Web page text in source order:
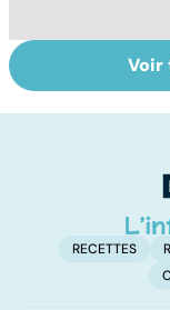
Violences
sexuelles :
Voir
RECETTES